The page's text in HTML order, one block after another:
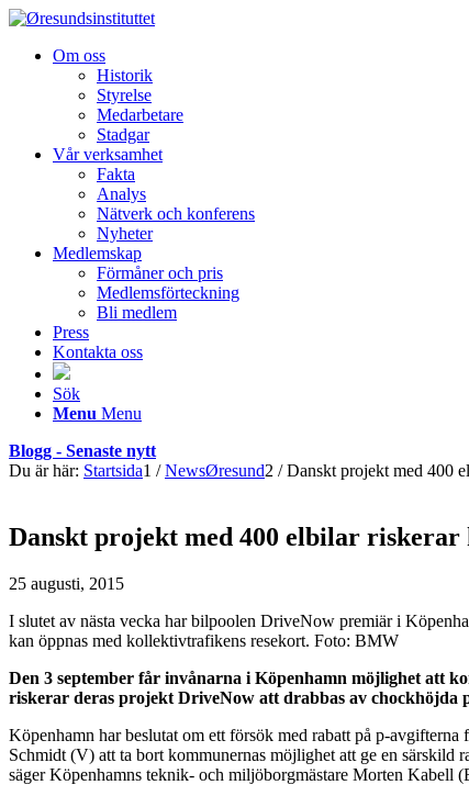
Om oss
Historik
Styrelse
Medarbetare
Stadgar
Vår verksamhet
Fakta
Analys
Nätverk och konferens
Nyheter
Medlemskap
Förmåner och pris
Medlemsförteckning
Bli medlem
Press
Kontakta oss
Sök
Menu Menu
Blogg - Senaste nytt
Du är här: Startsida1 / NewsØresund2 / Danskt projekt med 400
Danskt projekt med 400 elbilar
25 augusti, 2015
I slutet av nästa vecka har bilpoolen DriveNow premiär i
kan öppnas med kollektivtrafikens resekort. Foto: BMW
Den 3 september får invånarna i Köpenhamn möjlighet att
riskerar deras projekt DriveNow att drabbas av chockhöjda
Köpenhamn har beslutat om ett försök med rabatt på p-
Schmidt (V) att ta bort kommunernas möjlighet att ge en
säger Köpenhamns teknik- och miljöborgmästare Morten Kabell